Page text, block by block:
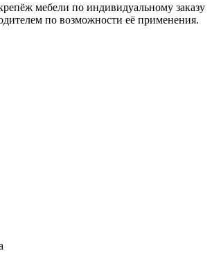
мебели по индивидуальному заказу
по возможности её применения.